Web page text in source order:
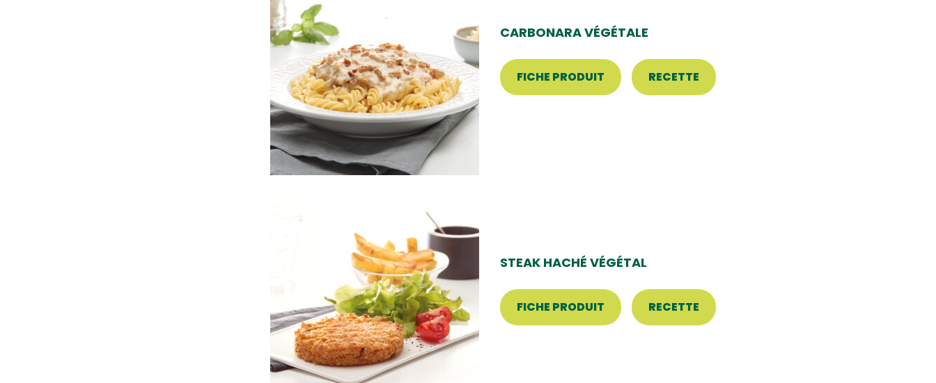
CARBONARA VÉGÉTALE
FICHE PRODUIT RECETTE
STEAK HACHÉ VÉGÉTAL
FICHE PRODUIT RECETTE